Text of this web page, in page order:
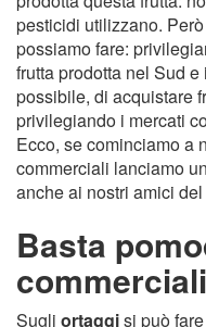
pesticidi utilizzano.
possiamo fare:
frutta prodotta nel Sud
possibile, di acquistare
privilegiando i mercati
Ecco, se cominciamo a
commerciali lanciamo
anche ai nostri amici
Basta
commerciali
Sugli ortaggisi può